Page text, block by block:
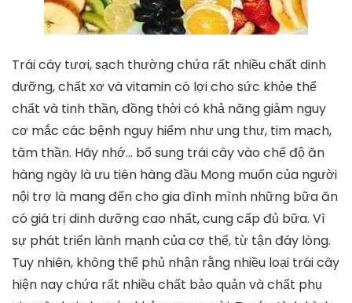
Trái cây tươi, sạch thường chứa rất nhiều chất dinh
dưỡng, chất xơ và vitamin có lợi cho sức khỏe thể
chất và tinh thần, đồng thời có khả năng giảm nguy
cơ mắc các bệnh nguy hiểm như ung thư, tim mạch,
tâm thần. Hãy nhớ… bổ sung trái cây vào chế độ ăn
hàng ngày là ưu tiên hàng đầu Mong muốn của người
nội trợ là mang đến cho gia đình mình những bữa ăn
có giá trị dinh dưỡng cao nhất, cung cấp đủ bữa. Vì
sự phát triển lành mạnh của cơ thể, từ tận đáy lòng.
Tuy nhiên, không thể phủ nhận rằng nhiều loại trái cây
hiện nay chứa rất nhiều chất bảo quản và chất phụ